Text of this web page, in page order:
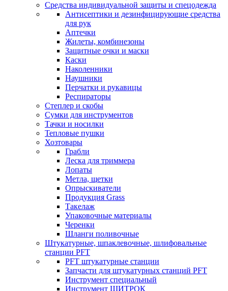
Средства индивидуальной защиты и спецодежда
Антисептики и дезинфицирующие средства
для рук
Аптечки
Жилеты, комбинезоны
Защитные очки и маски
Каски
Наколенники
Наушники
Перчатки и рукавицы
Респираторы
Степлер и скобы
Сумки для инструментов
Тачки и носилки
Тепловые пушки
Хозтовары
Грабли
Леска для триммера
Лопаты
Метла, щетки
Опрыскиватели
Продукция Grass
Такелаж
Упаковочные материалы
Черенки
Шланги поливочные
Штукатурные, шпаклевочные, шлифовальные
станции PFT
PFT штукатурные станции
Запчасти для штукатурных станций PFT
Инструмент специальный
Инструмент ШИТРОК